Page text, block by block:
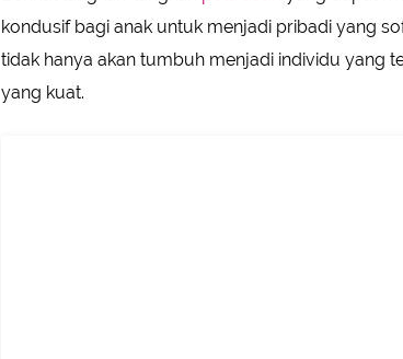
kondusif bagi anak untuk menjadi pribadi yang
tidak hanya akan tumbuh menjadi individu yang
yang kuat.